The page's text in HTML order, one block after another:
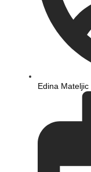
Edina Mateljic